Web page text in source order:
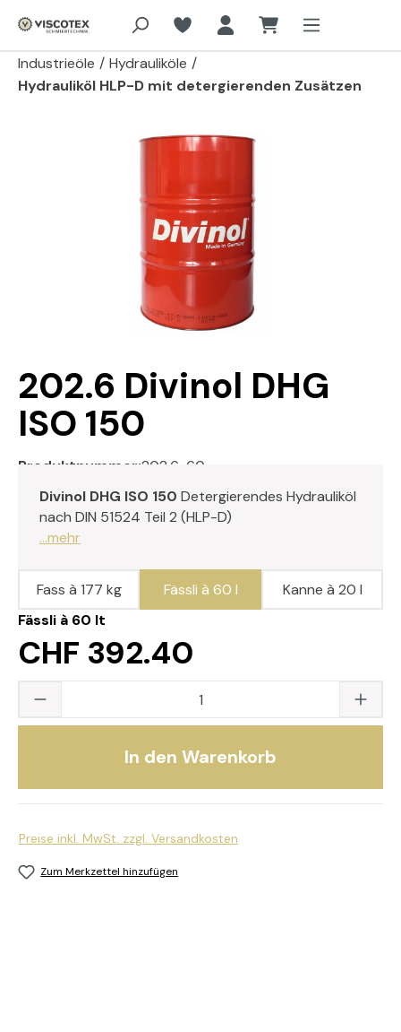
Zum Hauptinhalt springen
Industrieöle / Hydrauliköle /
Hydrauliköl HLP-D mit detergierenden Zusätzen
Bildergalerie überspringen
202.6 Divinol DHG
ISO 150
Produktnummer:202.6-60
Divinol DHG ISO 150 Detergierendes Hydrauliköl
nach DIN 51524 Teil 2 (HLP-D)
...mehr
Fässli à 60 lt
CHF 392.40
Fass à 177 kg Fässli à 60 l Kanne à 20 l
Produkt Anzahl: Gib den gewünschten
In den Warenkorb
Preise inkl. MwSt. zzgl. Versandkosten
Zum Merkzettel hinzufügen